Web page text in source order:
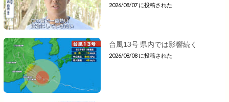
2026/08/07 に投稿された
台風13号 県内では影響続く
2026/08/08 に投稿された